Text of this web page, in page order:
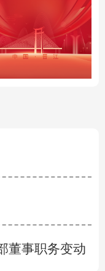
董事职务变动